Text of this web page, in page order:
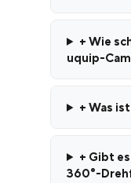
+ Wie
uquip-
+ Was
+ Gibt
360°-